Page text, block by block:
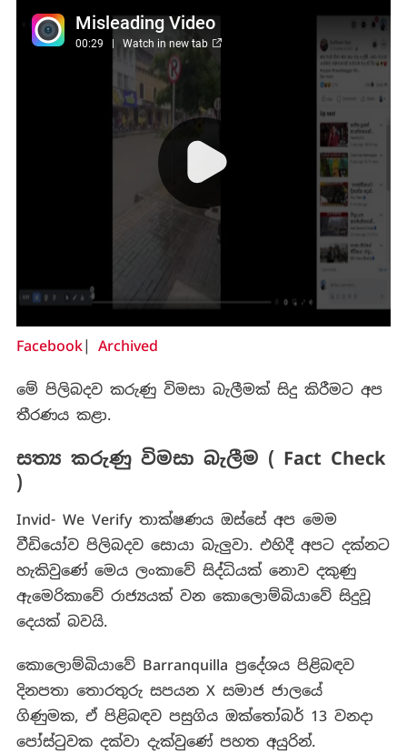
Facebook| Archived
මේ පිලිබදව කරුණු විමසා බැලීමක් සිදු කිරීමට අප
තීරණය කළා.
සත්‍ය කරුණු විමසා බැලීම ( Fact Check
)
Invid- We Verify තාක්ෂණය ඔස්සේ අප මෙම
වීඩියෝව පිලිබදව සොයා බැලුවා. එහිදී අපට දක්නට
හැකිවුණේ මෙය ලංකාවේ සිද්ධියක් නොව දකුණු
ඇමෙරිකාවේ රාජ්‍යයක් වන කොලොම්බියාවේ සිදුවූ
දෙයක් බවයි.
කොලොම්බියාවේ Barranquilla ප්‍රදේශය පිළිබඳව
දිනපතා තොරතුරු සපයන X සමාජ ජාලයේ
ගිණුමක, ඒ පිළිබඳව පසුගිය ඔක්තෝබර් 13 වනදා
පෝස්ටුවක දක්වා දැක්වුණේ පහත අයුරින්.